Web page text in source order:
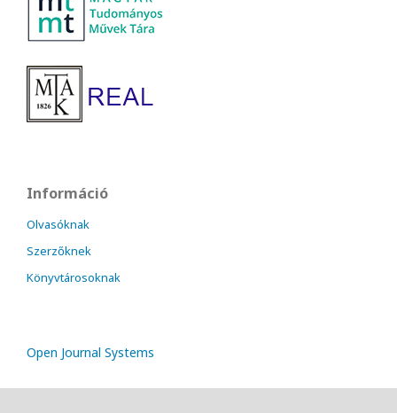
Információ
Olvasóknak
Szerzőknek
Könyvtárosoknak
Open Journal Systems